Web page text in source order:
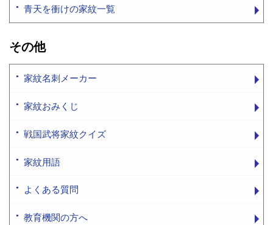
青天を衝けの家紋一覧
その他
家紋名刺メーカー
家紋おみくじ
戦国武将家紋クイズ
家紋用語
よくある質問
教育機関の方へ